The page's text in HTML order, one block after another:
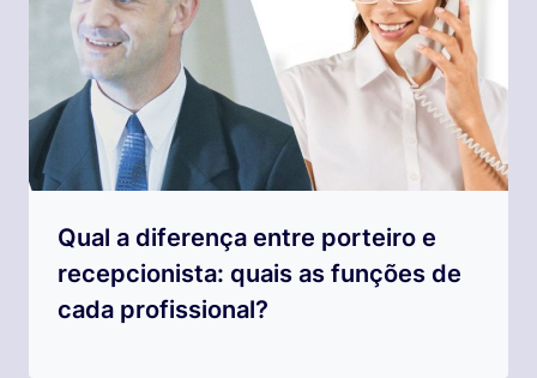
Qual a diferença entre porteiro e
recepcionista: quais as funções de
cada profissional?